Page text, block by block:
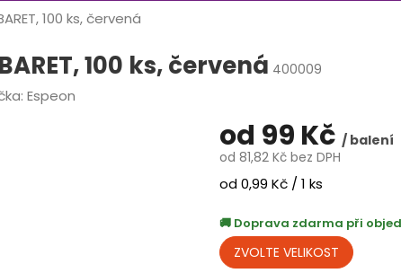
100 ks, červená
100 ks, červená 400009
Espeon
od 99 Kč / balení
od 81,82 Kč bez DPH
Měrná
od 0,99 Kč / 1 ks
Doprava zdarma při